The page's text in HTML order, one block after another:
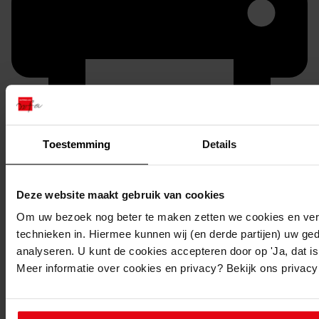
Toestemming Details
Deze website maakt gebruik van cookies
Om uw bezoek nog beter te maken zetten we cookies en
technieken in. Hiermee kunnen wij (en derde partijen) uw
analyseren. U kunt de cookies accepteren door op 'Ja, dat
Meer informatie over cookies en privacy? Bekijk ons
Printen
Inventaris